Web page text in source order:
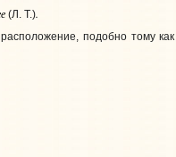
(Л. Т.).
подобно тому как